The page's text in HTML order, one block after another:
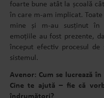
foarte bune atât la școală
în care m-am implicat.
mine și m-au susținut în
emoțiile au fost prezente,
început efectiv procesul
sistemul.
Avenor: Cum se lucrează
Cine te ajută – fie că